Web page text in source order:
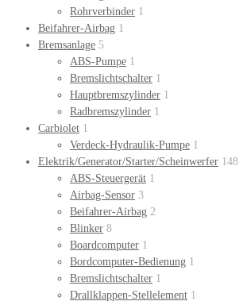
Rohrverbinder 1
Beifahrer-Airbag 1
Bremsanlage 5
ABS-Pumpe 1
Bremslichtschalter 1
Hauptbremszylinder 1
Radbremszylinder 1
Carbiolet 1
Verdeck-Hydraulik-Pumpe 1
Elektrik/Generator/Starter/Scheinwerfer 148
ABS-Steuergerät 1
Airbag-Sensor 3
Beifahrer-Airbag 2
Blinker 8
Boardcomputer 1
Bordcomputer-Bedienung 1
Bremslichtschalter 1
Drallklappen-Stellelement 1